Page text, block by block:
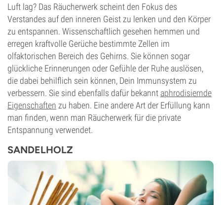
Luft lag? Das Räucherwerk scheint den Fokus des
Verstandes auf den inneren Geist zu lenken und den Körper
zu entspannen. Wissenschaftlich gesehen hemmen und
erregen kraftvolle Gerüche bestimmte Zellen im
olfaktorischen Bereich des Gehirns. Sie können sogar
glückliche Erinnerungen oder Gefühle der Ruhe auslösen,
die dabei behilflich sein können, Dein Immunsystem zu
verbessern. Sie sind ebenfalls dafür bekannt aphrodisiernde
Eigenschaften zu haben. Eine andere Art der Erfüllung kann
man finden, wenn man Räucherwerk für die private
Entspannung verwendet.
SANDELHOLZ